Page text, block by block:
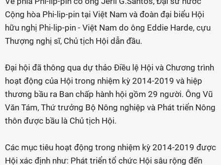
Cộng hòa Phi-lip-pin tại Việt Nam và đoàn đại biểu Hội
hữu nghị Phi-lip-pin - Việt Nam do ông Eddie Harde, cựu
Thượng nghị sĩ, Chủ tịch Hội dẫn đầu.
Đại hội đã thông qua dự thảo Điều lệ Hội và Chương trình
hoạt động của Hội trong nhiệm kỳ 2014-2019 và hiệp
thương bầu ra Ban chấp hành hội gồm 29 người. Ông Vũ
Văn Tám, Thứ trưởng Bộ Nông nghiệp và Phát triển Nông
thôn được bầu là Chủ tịch Hội.
Các mục tiêu hoạt động trong nhiệm kỳ 2014-2019 được
Hội xác định như: Phát triển tổ chức Hội sâu rộng đến